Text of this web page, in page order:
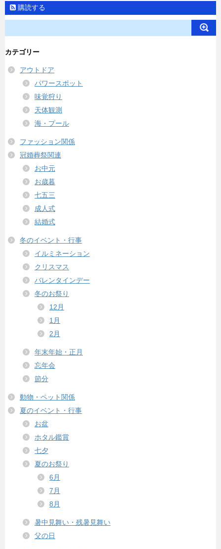
購読する
カテゴリー
アウトドア
パワースポット
味覚狩り
天体観測
海・プール
ファッション関係
冠婚葬祭関連
お中元
お歳暮
七五三
成人式
結婚式
冬のイベント・行事
イルミネーション
クリスマス
バレンタインデー
冬のお祭り
12月
1月
2月
年末年始・正月
忘年会
節分
動物・ペット関係
夏のイベント・行事
お盆
ホタル鑑賞
七夕
夏のお祭り
6月
7月
8月
暑中見舞い・残暑見舞い
父の日